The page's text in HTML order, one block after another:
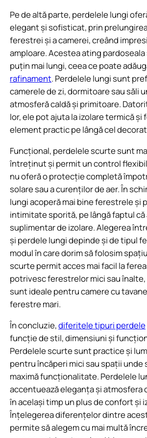
Pe de altă parte, perdelele lungi
elegant și sofisticat, prin
ferestrei și a camerei, creând
amploare. Acestea ating
puțin mai lungi, ceea ce poate
rafinament. Perdelele lungi sunt
camerele de zi, dormitoare sau săli
atmosferă caldă și primitoare.
lor, ele pot ajuta la izolare termică și
element practic pe lângă cel
Funcțional, perdelele scurte sunt
întreținut și permit un control
nu oferă o protecție completă
solare sau a curenților de aer. În
lungi acoperă mai bine ferestrele și
intimitate sporită, pe lângă faptul
suplimentar de izolare. Alegerea
și perdele lungi depinde și de tipul
modul în care dorim să folosim
scurte permit acces mai facil la
potrivesc ferestrelor mici sau înalte,
sunt ideale pentru camere cu
ferestre mari.
În concluzie,diferitele tipuri perdele
funcție de stil, dimensiuni și
Perdelele scurte sunt practice și
pentru încăperi mici sau spații unde
maximă funcționalitate. Perdelele
accentuează eleganța și atmosfera
în același timp un plus de confort și
Înțelegerea diferențelor dintre
permite să alegem cu mai multă